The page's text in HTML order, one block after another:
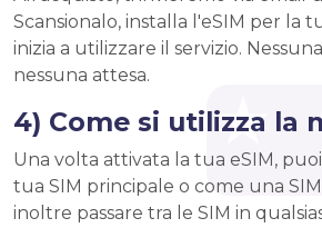
Scansionalo, installa l'eSIM per la
inizia a utilizzare il servizio.
nessuna attesa.
4) Come si utilizza la
Una volta attivata la tua eSIM,
tua SIM principale o come una
inoltre passare tra le SIM in